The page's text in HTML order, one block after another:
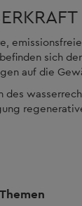
sich
auf die
des